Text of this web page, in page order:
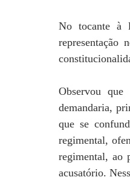
No tocante à
representação
Observou
demandaria,
que se
regimental,
regimental, ao
acusatório.